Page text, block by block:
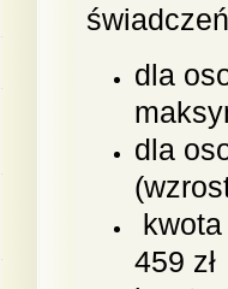
dla
dla
459 zł